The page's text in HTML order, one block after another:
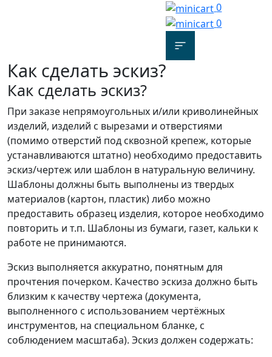
0
0
Как сделать эскиз?
Как сделать эскиз?
При заказе непрямоугольных и/или криволинейных
изделий, изделий с вырезами и отверстиями
(помимо отверстий под сквозной крепеж, которые
устанавливаются штатно) необходимо предоставить
эскиз/чертеж или шаблон в натуральную величину.
Шаблоны должны быть выполнены из твердых
материалов (картон, пластик) либо можно
предоставить образец изделия, которое необходимо
повторить и т.п. Шаблоны из бумаги, газет, кальки к
работе не принимаются.
Эскиз выполняется аккуратно, понятным для
прочтения почерком. Качество эскиза должно быть
близким к качеству чертежа (документа,
выполненного с использованием чертёжных
инструментов, на специальном бланке, с
соблюдением масштаба). Эскиз должен содержать: